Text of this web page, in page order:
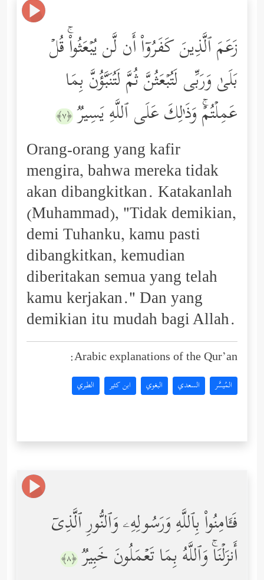
زَعَمَ ٱلَّذِینَ كَفَرُوۤاْ أَن لَّن یُبۡعَثُواْۚ قُلۡ
بَلَىٰ وَرَبِّی لَتُبۡعَثُنَّ ثُمَّ لَتُنَبَّؤُنَّ بِمَا
عَمِلۡتُمۡۚ وَذَ ٰ⁠لِكَ عَلَى ٱللَّهِ یَسِیرࣱ ﴿٧﴾
Orang-orang yang kafir
mengira, bahwa mereka tidak
akan dibangkitkan. Katakanlah
(Muhammad), "Tidak demikian,
demi Tuhanku, kamu pasti
dibangkitkan, kemudian
diberitakan semua yang telah
kamu kerjakan." Dan yang
demikian itu mudah bagi Allah.
Arabic explanations of the Qur’an:
المُيسَّر السعدي البغوي ابن كثير الطبري
فَـَٔامِنُواْ بِٱللَّهِ وَرَسُولِهِۦ وَٱلنُّورِ ٱلَّذِیۤ
أَنزَلۡنَاۚ وَٱللَّهُ بِمَا تَعۡمَلُونَ خَبِیرࣱ ﴿٨﴾